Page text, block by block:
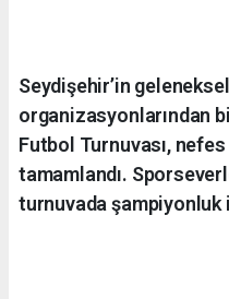
Seydişehir’in
organizasyonlarından
Futbol Turnuvası,
tamamlandı.
turnuvada şampiyonluk